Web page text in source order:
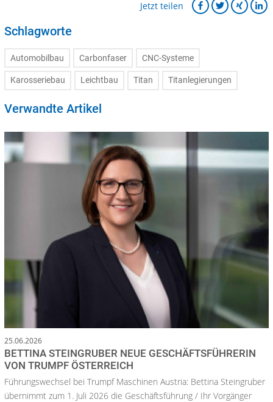
Jetzt teilen
Schlagworte
Automobilbau Carbonfaser CNC-Systeme
Karosseriebau Leichtbau Titan Titanlegierungen
Verwandte Artikel
25.06.2026
BETTINA STEINGRUBER NEUE GESCHÄFTSFÜHRERIN
VON TRUMPF ÖSTERREICH
Führungswechsel bei Trumpf Maschinen Austria: Bettina Steingruber
übernimmt zum 1. Juli 2026 die Geschäftsführung / Ihr Vorgänger